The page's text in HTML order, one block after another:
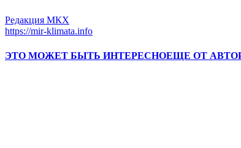
Редакция МКХ
https://mir-klimata.info
ЭТО МОЖЕТ БЫТЬ ИНТЕРЕСНОЕЩЕ ОТ